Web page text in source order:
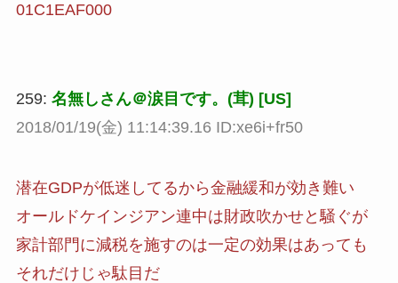
01C1EAF000
259: 名無しさん＠涙目です。(茸) [US]
2018/01/19(金) 11:14:39.16 ID:xe6i+fr50
潜在GDPが低迷してるから金融緩和が効き難い
オールドケインジアン連中は財政吹かせと騒ぐが
家計部門に減税を施すのは一定の効果はあっても
それだけじゃ駄目だ